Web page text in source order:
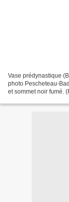
Vase prédynastique
photo Pescheteau-
et sommet noir fumé.